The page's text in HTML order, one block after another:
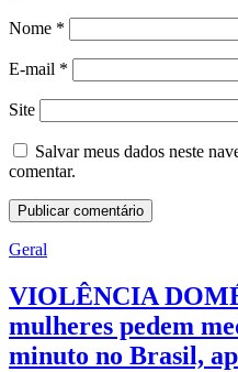
Nome *
E-mail *
Site
Salvar meus dados neste
comentar.
Geral
VIOLÊNCIA
mulheres pedem
minuto no Brasil,